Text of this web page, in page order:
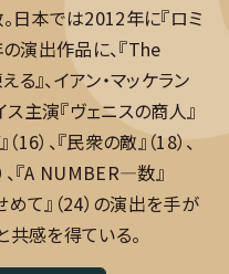
日本では2012年に『ロミ
演出作品に、『The
』、イアン・マッケラン
ス主演『ヴェニスの商人』
）、『民衆の敵』（18）、
、『A NUMBER―数』
て』（24）の演出を手が
感を得ている。